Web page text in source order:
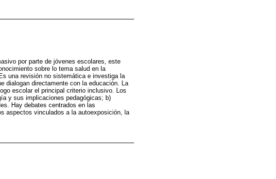
por parte de jóvenes escolares, este
sobre lo tema salud en la
una revisión no sistemática e investiga la
dialogan directamente con la educación. La
escolar el principal criterio inclusivo. Los
y sus implicaciones pedagógicas; b)
Hay debates centrados en las
aspectos vinculados a la autoexposición, la